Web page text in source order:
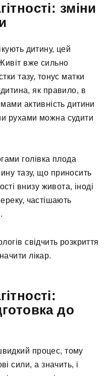
зміни
дитину, цей
вже сильно
тазу, тонус матки
як правило, в
активність дитини
рухами можна судити
голівка плода
тазу, що приносить
внизу живота, іноді
частішають
свідчить розкриття
лікар.
до
процес, тому
сили, а значить, і